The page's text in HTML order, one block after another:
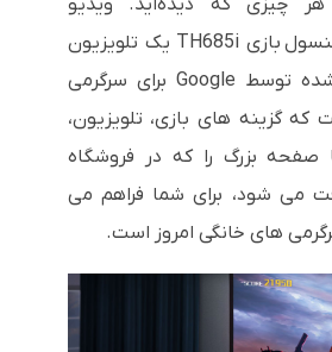
بازی TH685i یک تلویزیون
شده توسط Google برای سرگرمی
که گزینه های بازی، تلویزیون،
صفحه بزرگ را که در فروشگاه
می شود، برای شما فراهم می
های خانگی امروز است.